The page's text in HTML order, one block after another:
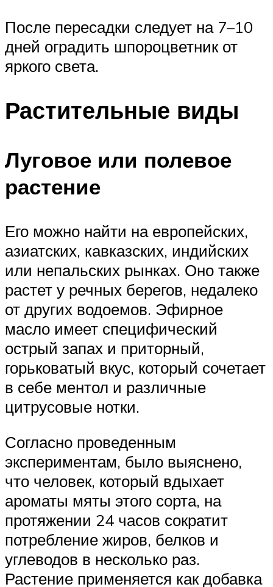
После пересадки следует на 7–10
дней оградить шпороцветник от
яркого света.
Растительные виды
Луговое или полевое
растение
Его можно найти на европейских,
азиатских, кавказских, индийских
или непальских рынках. Оно также
растет у речных берегов, недалеко
от других водоемов. Эфирное
масло имеет специфический
острый запах и приторный,
горьковатый вкус, который сочетает
в себе ментол и различные
цитрусовые нотки.
Согласно проведенным
экспериментам, было выяснено,
что человек, который вдыхает
ароматы мяты этого сорта, на
протяжении 24 часов сократит
потребление жиров, белков и
углеводов в несколько раз.
Растение применяется как добавка